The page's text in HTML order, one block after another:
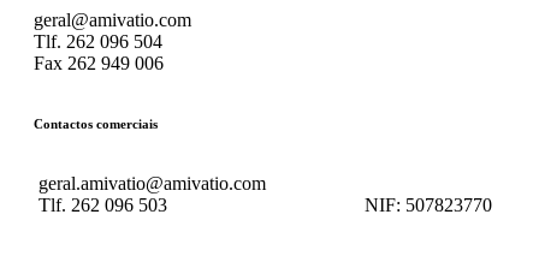
geral@amivatio.com
Tlf. 262 096 504
Fax 262 949 006
Contactos comerciais
geral.amivatio@amivatio.com
Tlf. 262 096 503 NIF: 507823770